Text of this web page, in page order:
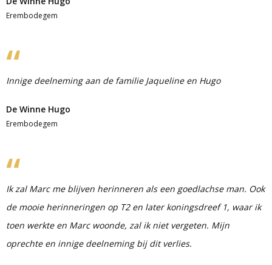
Erembodegem
Innige deelneming aan de familie Jaqueline en Hugo
De Winne Hugo
Erembodegem
Ik zal Marc me blijven herinneren als een goedlachse man. Ook
de mooie herinneringen op T2 en later koningsdreef 1, waar ik
toen werkte en Marc woonde, zal ik niet vergeten. Mijn
oprechte en innige deelneming bij dit verlies.